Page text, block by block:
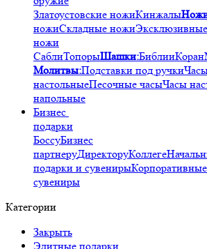
Златоустовские ножиКинжалы
ножиСкладные ножи
ножи
СаблиТопорыШашки:БиблииКоран
Молитвы:Подставки под ручки
настольныеПесочные часыЧасы
напольные
Бизнес
подарки
БоссуБизнес
партнеруДиректоруКоллеге
подарки и сувениры
сувениры
Категории
Закрыть
Элитные подарки